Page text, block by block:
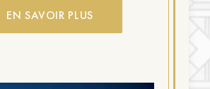
EN SAVOIR PLUS